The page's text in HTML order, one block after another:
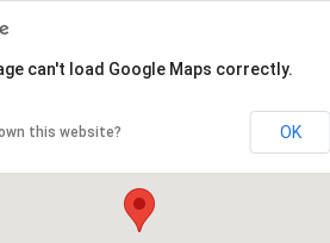
can't load Google Maps correctly.
this website? OK